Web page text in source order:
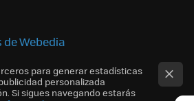
Webedia
para generar estadísticas
personalizada
Si sigues navegando estarás